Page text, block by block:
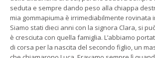
seduta e sempre dando peso alla chiappa
mia gommapiuma è irrimediabilmente rovinata
Siamo stati dieci anni con la signora Clara, si
è cresciuta con quella famiglia. L’abbiamo
di corsa per la nascita del secondo figlio, un